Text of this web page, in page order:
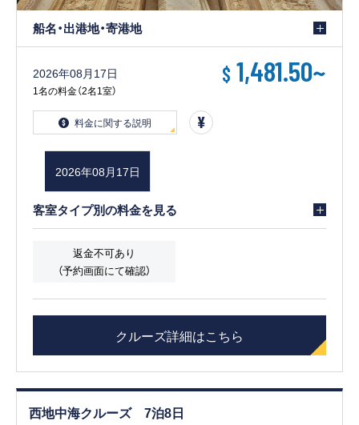
船名・出港地・寄港地
2026年08月17日
1名の料金（2名1室）
$ 1,481.50~
料金に関する説明
2026年08月17日
客室タイプ別の料金を見る
返金不可あり
（予約画面にて確認）
クルーズ詳細はこちら
西地中海クルーズ 7泊8日